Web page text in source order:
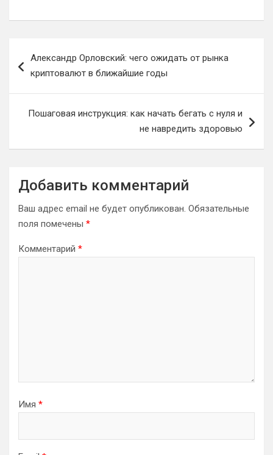
по
Александр Орловский: чего ожидать от рынка
криптовалют в ближайшие годы
Пошаговая инструкция: как начать бегать с нуля и
не навредить здоровью
Добавить комментарий
Ваш адрес email не будет опубликован. Обязательные
поля помечены *
Комментарий *
Имя *